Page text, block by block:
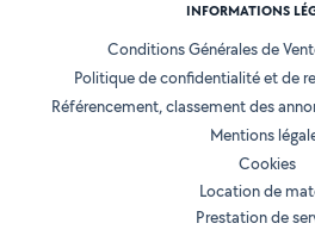
INFORMATIONS
Conditions Générales de
Politique de confidentialité et de
Référencement, classement des
Mentions
Cookies
Location de
Prestation de